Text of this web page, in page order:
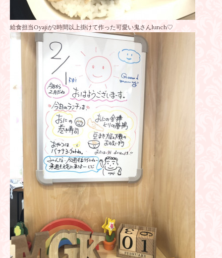
給食担当Oyajiが2時間以上掛けて作った可愛い鬼さんlunch♡